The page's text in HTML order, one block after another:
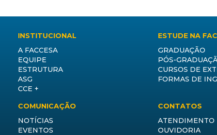
INSTITUCIONAL
A FACCESA
EQUIPE
ESTRUTURA
ASG
CCE +
ESTUDE NA
GRADUAÇÃO
PÓS-
CURSOS DE
FORMAS DE
COMUNICAÇÃO
NOTÍCIAS
EVENTOS
CONTATOS
ATENDIMENTO
OUVIDORIA